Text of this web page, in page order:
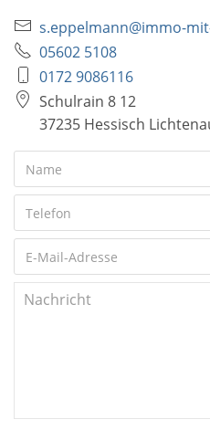
s.eppelmann@immo-
05602 5108
0172 9086116
Schulrain 8 12
37235 Hessisch